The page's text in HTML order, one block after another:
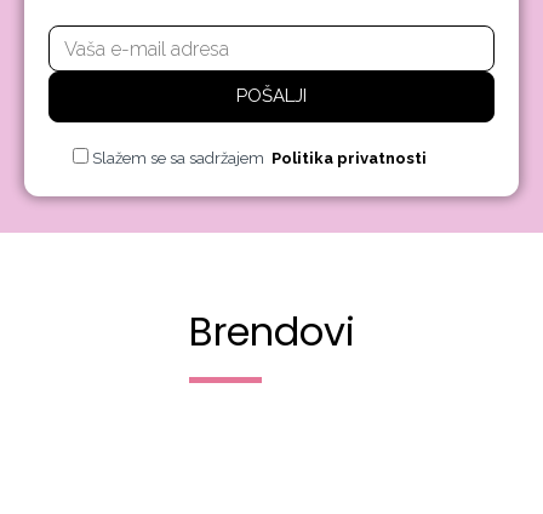
POŠALJI
Slažem se sa sadržajem Politika privatnosti
Brendovi